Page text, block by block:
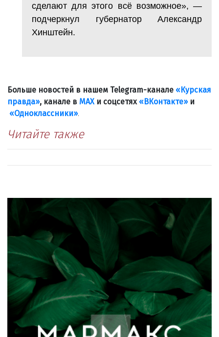
сделают для этого всё возможное», —
подчеркнул губернатор Александр
Хинштейн.
Больше новостей в нашем Telegram-канале «Курская
правда», канале в МАХ и соцсетях «ВКонтакте»и
«Одноклассники».
Читайте также